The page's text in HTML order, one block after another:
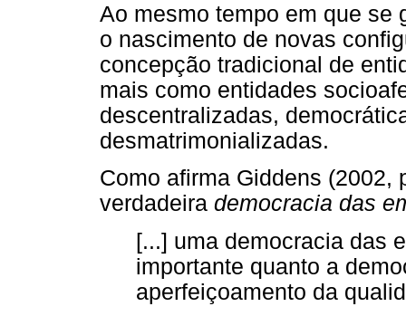
Ao mesmo tempo em que se
o nascimento de novas
concepção tradicional de
mais como entidades
descentralizadas,
desmatrimonializadas.
Como afirma Giddens (2002,
verdadeira democracia das
[...] uma democracia das
importante quanto a
aperfeiçoamento da